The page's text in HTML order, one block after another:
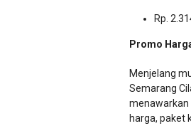
Rp.
Promo
Menjelang
Semarang
menawarkan
harga, paket